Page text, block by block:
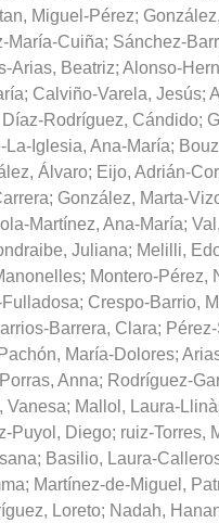
Miguel-Pérez;
María-Cuiña; Sánchez-
Arias, Beatriz; Alonso-
; Calviño-Varela, Jesús;
Díaz-Rodríguez, Cándido;
La-Iglesia, Ana-María;
Álvaro; Eijo, Adrián-
; González, Marta-
Martínez, Ana-María;
Juliana; Melilli,
; Montero-Pérez,
; Crespo-Barrio,
Barrera, Clara;
María-Dolores;
Anna; Rodríguez-
Vanesa; Mallol, Laura-
Puyol, Diego; ruiz-Torres,
; Basilio, Laura-
; Martínez-de-Miguel,
Loreto; Nadah,